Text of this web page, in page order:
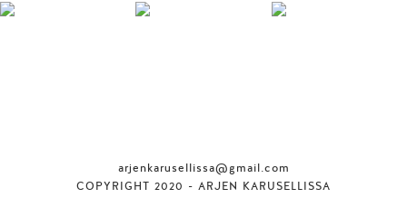
arjenkarusellissa@gmail.com
COPYRIGHT 2020 - ARJEN KARUSELLISSA